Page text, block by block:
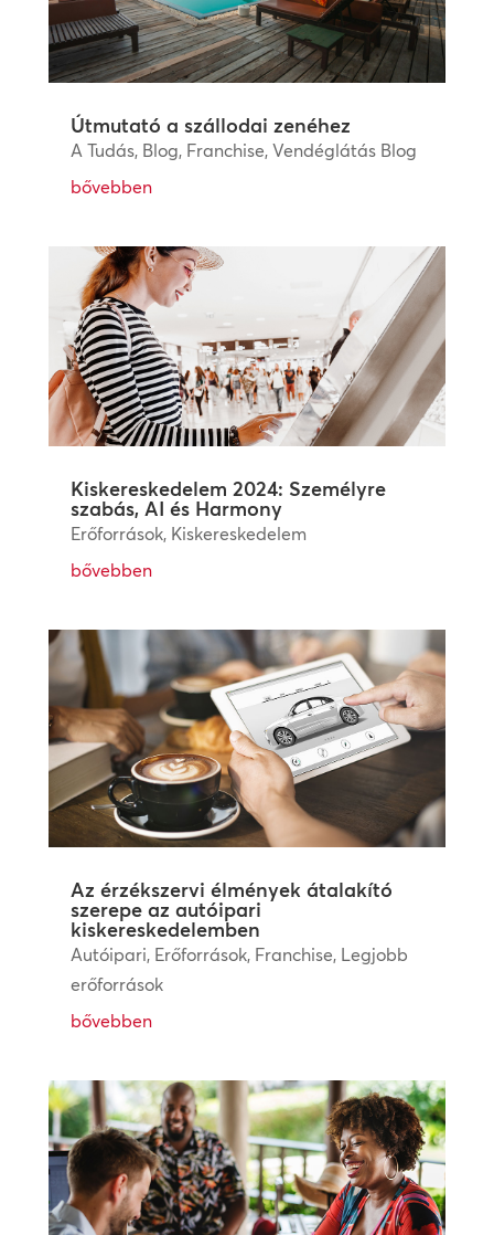
Útmutató a szállodai zenéhez
A Tudás, Blog, Franchise, Vendéglátás Blog
bővebben
Kiskereskedelem 2024: Személyre
szabás, AI és Harmony
Erőforrások, Kiskereskedelem
bővebben
Az érzékszervi élmények átalakító
szerepe az autóipari
kiskereskedelemben
Autóipari, Erőforrások, Franchise, Legjobb
erőforrások
bővebben